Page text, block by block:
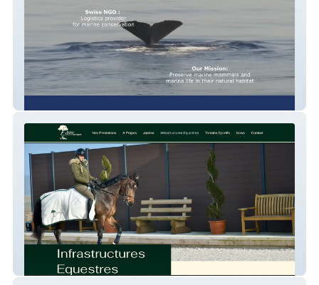
Etienne Eco-Paysages